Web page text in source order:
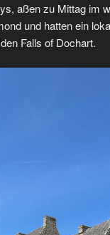
aßen zu Mittag im
und hatten ein
Falls of Dochart.